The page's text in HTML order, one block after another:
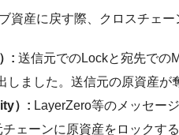
資産に戻す際、クロスチェ
: 送信元でのLockと宛先での
しました。送信元の原資産が
）: LayerZero等のメッセー
ェーンに原資産をロックす